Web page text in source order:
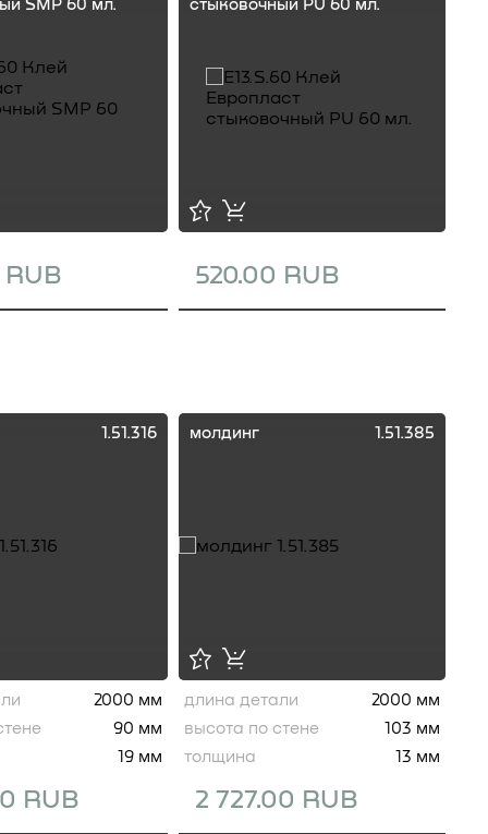
SMP 60 мл.
RUB
стыковочный PU 60 мл.
520.00 RUB
1.51.316
RUB
2000 мм
90 мм
19 мм
молдинг 1.51.385
2 727.00 RUB
длина детали
2000 мм
высота по стене
103 мм
толщина
13 мм